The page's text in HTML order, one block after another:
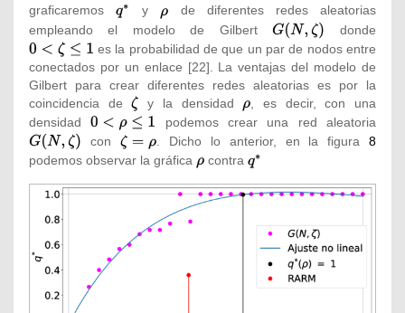
q^{*}}\rho }
graficaremos{\textstyle
q^{*}}
y {\textstyle
\rho }
de diferentes redes aleatorias
empleando el modelo de Gilbert{\textstyle
G(N,\zeta
)}
donde
es la probabilidad de que un par de nodos entre
conectados por un enlace [22]. La ventajas del modelo de
Gilbert para crear diferentes redes aleatorias es por la
coincidencia de{\textstyle
\zeta }
y la densidad {\textstyle
\rho }
, es decir, con una
densidad{\textstyle
0<\rho
\leq 1}
podemos crear una red aleatoria
con{\textstyle
\zeta
. Dicho lo anterior, en la figura8
podemos observar la gráfica {\textstyle
contra {\textstyle